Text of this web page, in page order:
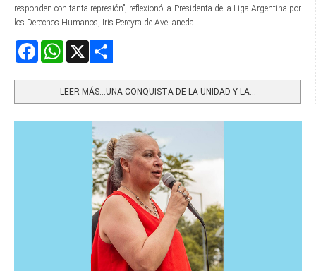
responden con tanta represión”, reflexionó la Presidenta de la Liga Argentina por
los Derechos Humanos, Iris Pereyra de Avellaneda.
FacebookWhatsApp
LEER MÁS…UNA CONQUISTA DE LA UNIDAD Y LA...